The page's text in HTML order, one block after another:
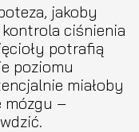
jakoby
ciśnienia
potrafią
poziomu
miałoby
mózgu –